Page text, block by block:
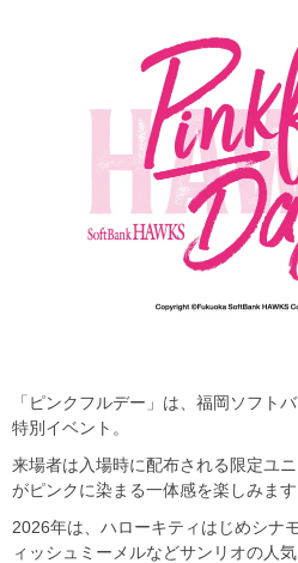
「ピンクフルデー」は、福岡ソフト
特別イベント。
来場者は入場時に配布される限定ユ
がピンクに染まる一体感を楽しみます
2026年は、ハローキティはじめシナ
ィッシュミーメルなどサンリオの人